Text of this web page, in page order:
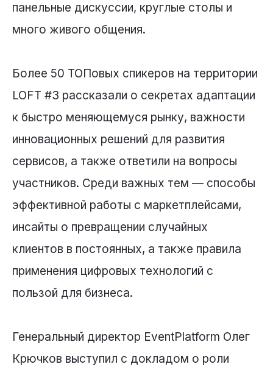
панельные дискуссии, круглые столы и
много живого общения.
Более 50 ТОПовых спикеров на территории
LOFT #3 рассказали о секретах адаптации
к быстро меняющемуся рынку, важности
инновационных решений для развития
сервисов, а также ответили на вопросы
участников. Среди важных тем — способы
эффективной работы с маркетплейсами,
инсайты о превращении случайных
клиентов в постоянных, а также правила
применения цифровых технологий с
пользой для бизнеса.
Генеральный директор EventPlatform Олег
Крючков выступил с докладом о роли